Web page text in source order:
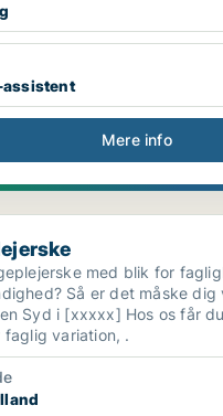
assistent
Mere info
med blik for
Så er det måske dig
Syd i [xxxxx] Hos os får
faglig variation, .